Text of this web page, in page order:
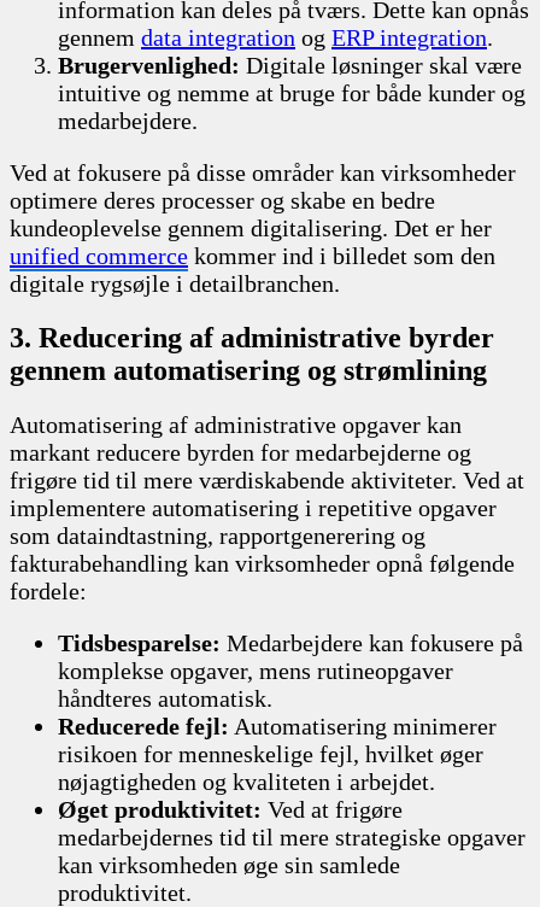
information kan deles på tværs. Dette kan opnås
gennem data integration og ERP integration.
Brugervenlighed: Digitale løsninger skal være
intuitive og nemme at bruge for både kunder og
medarbejdere.
Ved at fokusere på disse områder kan virksomheder
optimere deres processer og skabe en bedre
kundeoplevelse gennem digitalisering. Det er her
unified commerce kommer ind i billedet som den
digitale rygsøjle i detailbranchen.
3. Reducering af administrative byrder
gennem automatisering og strømlining
Automatisering af administrative opgaver kan
markant reducere byrden for medarbejderne og
frigøre tid til mere værdiskabende aktiviteter. Ved at
implementere automatisering i repetitive opgaver
som dataindtastning, rapportgenerering og
fakturabehandling kan virksomheder opnå følgende
fordele:
Tidsbesparelse: Medarbejdere kan fokusere på
komplekse opgaver, mens rutineopgaver
håndteres automatisk.
Reducerede fejl: Automatisering minimerer
risikoen for menneskelige fejl, hvilket øger
nøjagtigheden og kvaliteten i arbejdet.
Øget produktivitet: Ved at frigøre
medarbejdernes tid til mere strategiske opgaver
kan virksomheden øge sin samlede
produktivitet.